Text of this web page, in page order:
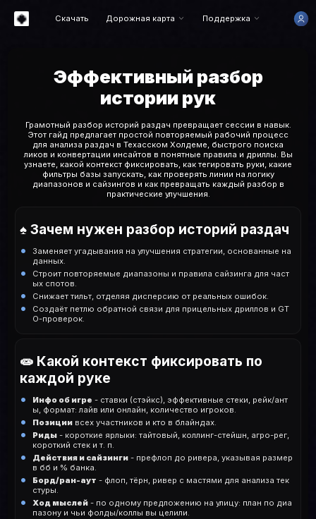
Скачать Дорожная карта Поддержка
Эффективный разбор
истории рук
Грамотный разбор историй раздач превращает сессии в навык.
Этот гайд предлагает простой повторяемый рабочий процесс
для анализа раздач в Техасском Холдеме, быстрого поиска
ликов и конвертации инсайтов в понятные правила и дриллы. Вы
узнаете, какой контекст фиксировать, как тегировать руки, какие
фильтры базы запускать, как проверять линии на логику
диапазонов и сайзингов и как превращать каждый разбор в
практические улучшения.
♠️ Зачем нужен разбор историй раздач
Заменяет угадывания на улучшения стратегии, основанные на
данных.
Строит повторяемые диапазоны и правила сайзинга для част
ых спотов.
Снижает тильт, отделяя дисперсию от реальных ошибок.
Создаёт петлю обратной связи для прицельных дриллов и GT
O-проверок.
🧫 Какой контекст фиксировать по
каждой руке
Инфо об игре - ставки (стэйкс), эффективные стеки, рейк/ант
ы, формат: лайв или онлайн, количество игроков.
Позициивсех участников и кто в блайндах.
Риды- короткие ярлыки: тайтовый, коллинг-стейшн, агро-рег,
короткий стек и т. п.
Действия и сайзинги- префлоп до ривера, указывая размер
в бб и % банка.
Борд/ран-аут - флоп, тёрн, ривер с мастями для анализа тек
стуры.
Ход мыслей- по одному предложению на улицу: план по диа
пазону и чьи фолды/коллы вы целили.